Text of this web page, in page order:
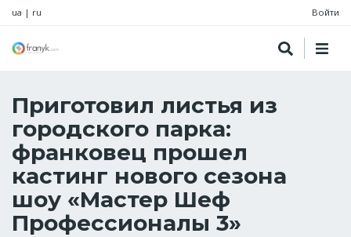
ua | ru Войти
Приготовил листья из
городского парка:
франковец прошел
кастинг нового сезона
шоу «Мастер Шеф
Профессионалы 3»